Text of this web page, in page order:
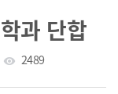
과 단합
조회수
visibility 2489